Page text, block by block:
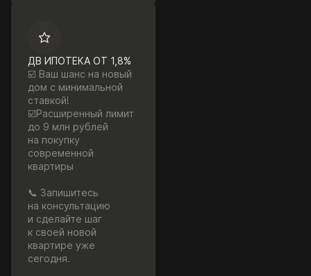
ДВ ИПОТЕКА ОТ 1,8%
☑️ Ваш шанс на новый
дом с минимальной
ставкой!
☑️Расширенный лимит
до 9 млн рублей
на покупку
современной
квартиры
📞 Запишитесь
на консультацию
и сделайте шаг
к своей новой
квартире уже
сегодня.